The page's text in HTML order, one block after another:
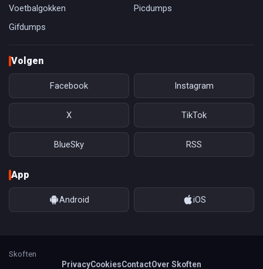
Voetbalgokken
Picdumps
Gifdumps
Volgen
Facebook Instagram
X TikTok
BlueSky RSS
App
Android iOS
Skoften
PrivacyCookiesContactOver Skoften